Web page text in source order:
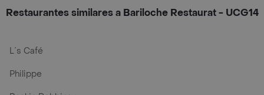
Restaurantes similares a Bariloche Restaurat - UCG14
L´s Café
Philippe